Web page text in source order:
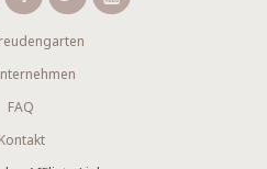
FAQ
Kontakt